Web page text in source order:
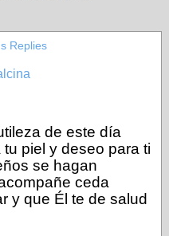
Replies
de este día
piel y deseo para ti
se hagan
ceda
y que Él te de salud